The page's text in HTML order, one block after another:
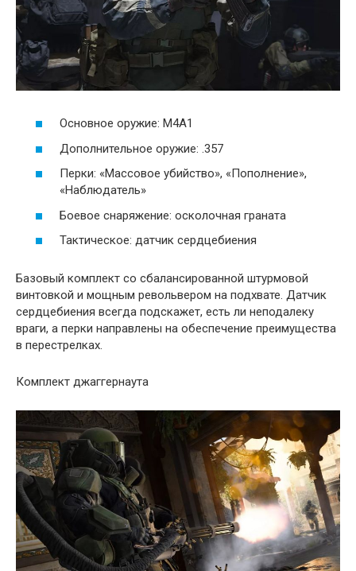
Основное оружие: M4A1
Дополнительное оружие: .357
Перки: «Массовое убийство», «Пополнение»,
«Наблюдатель»
Боевое снаряжение: осколочная граната
Тактическое: датчик сердцебиения
Базовый комплект со сбалансированной штурмовой
винтовкой и мощным револьвером на подхвате. Датчик
сердцебиения всегда подскажет, есть ли неподалеку
враги, а перки направлены на обеспечение преимущества
в перестрелках.
Комплект джаггернаута